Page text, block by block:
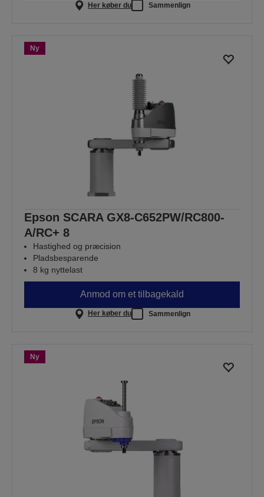
Her køber du Sammenlign
Ny
Epson SCARA GX8-C652PW/RC800-
A/RC+ 8
Hastighed og præcision
Pladsbesparende
8 kg nyttelast
Anmod om et tilbagekald
Her køber du Sammenlign
Ny